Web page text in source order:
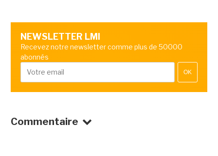
NEWSLETTER LMI
Recevez notre newsletter comme plus de 50000
abonnés
OK
Commentaire